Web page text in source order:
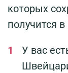
которых
получится в
У вас